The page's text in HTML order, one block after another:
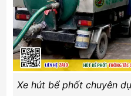
Xe hút bể phốt chuyên